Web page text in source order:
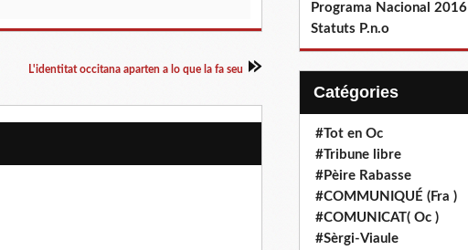
L'identitat occitana aparten a lo que la fa seu
Programa Nacional 2016
Statuts P.n.o
Catégories
#Tot en Oc
#Tribune libre
#Pèire Rabasse
#COMMUNIQUÉ (Fra )
#COMUNICAT( Oc )
#Sèrgi-Viaule